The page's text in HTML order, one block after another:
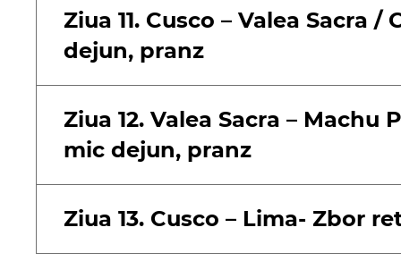
Ziua 11. Cusco – Valea Sacra
dejun, pranz
Ziua 12. Valea Sacra – Machu
mic dejun, pranz
Ziua 13. Cusco – Lima- Zbor